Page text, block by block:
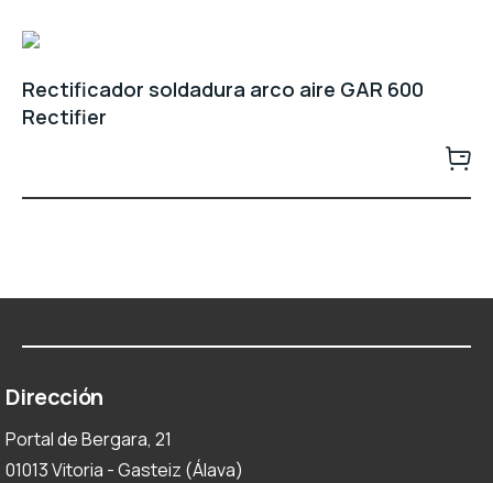
Rectificador soldadura arco aire GAR 600
Rectifier
Dirección
Portal de Bergara, 21
01013 Vitoria - Gasteiz (Álava)